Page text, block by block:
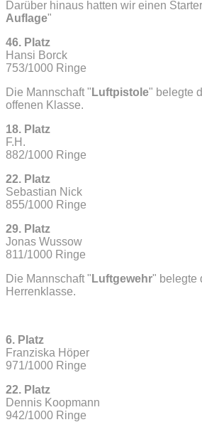
Darüber hinaus hatten wir einen
Auflage"
46. Platz
Hansi Borck
753/1000 Ringe
Die Mannschaft " Luftpistole" belegte
offenen Klasse.
18. Platz
F.H.
882/1000 Ringe
22. Platz
Sebastian Nick
855/1000 Ringe
29. Platz
Jonas Wussow
811/1000 Ringe
Die Mannschaft " Luftgewehr" belegte
Herrenklasse.
6. Platz
Franziska Höper
971/1000 Ringe
22. Platz
Dennis Koopmann
942/1000 Ringe